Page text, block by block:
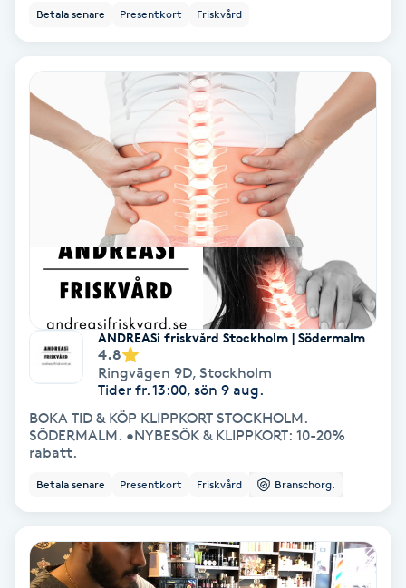
Trådning
Träning
Vaccination
Vaxning
Vaxning brasiliansk
Vibrationsmassage
Vinyasa Yoga
Betala senare Presentkort Friskvård
ANDREASi friskvård Stockholm | Södermalm
4.8
Ringvägen 9D, Stockholm
Tider fr. 13:00, sön 9 aug.
BOKA TID & KÖP KLIPPKORT STOCKHOLM.
SÖDERMALM. •NYBESÖK & KLIPPKORT: 10-20%
rabatt.
Betala senare Presentkort Friskvård Branschorg.